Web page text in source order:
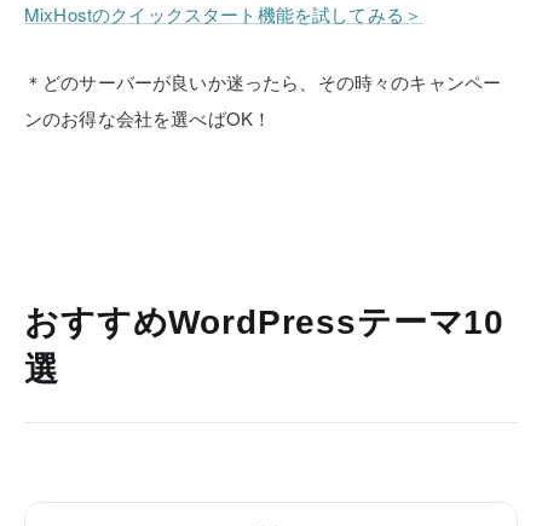
MixHostのクイックスタート機能を試してみる＞
＊どのサーバーが良いか迷ったら、その時々のキャンペー
ンのお得な会社を選べばOK！
おすすめWordPressテーマ10
選